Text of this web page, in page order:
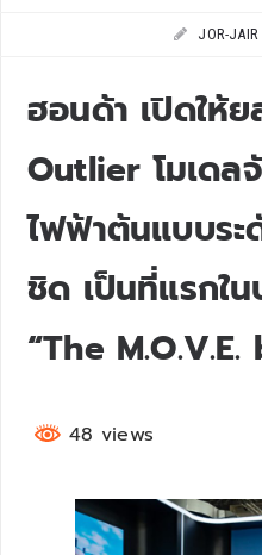
JOR-JAIR
ฮอนด้า เปิดให้
Outlier โมเดล
ไฟฟ้าต้นแบบระ
ชิด เป็นที่แรกใน
“The
48 views